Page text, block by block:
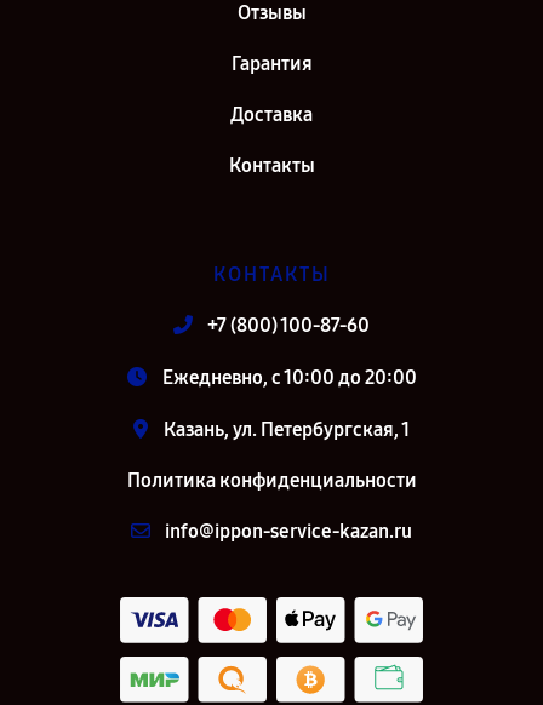
Отзывы
Гарантия
Доставка
Контакты
КОНТАКТЫ
+7 (800) 100-87-60
Ежедневно, с 10:00 до 20:00
Казань, ул. Петербургская, 1
Политика конфиденциальности
info@ippon-service-kazan.ru